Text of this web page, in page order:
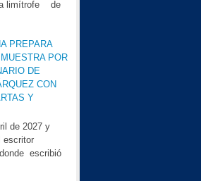
limítrofe de
PREPARA
POR
DE
CON
Y
de 2027 y
escritor
escribió